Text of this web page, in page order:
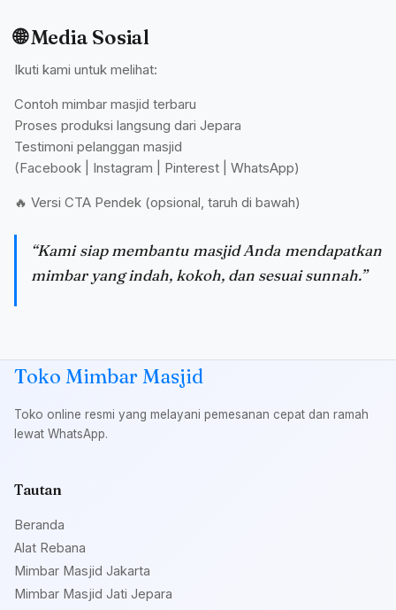
🌐 Media Sosial
Ikuti kami untuk melihat:
Contoh mimbar masjid terbaru
Proses produksi langsung dari Jepara
Testimoni pelanggan masjid
(Facebook | Instagram | Pinterest | WhatsApp)
🔥 Versi CTA Pendek (opsional, taruh di bawah)
“Kami siap membantu masjid Anda mendapatkan
mimbar yang indah, kokoh, dan sesuai sunnah.”
Toko Mimbar Masjid
Toko online resmi yang melayani pemesanan cepat dan ramah
lewat WhatsApp.
Tautan
Beranda
Alat Rebana
Mimbar Masjid Jakarta
Mimbar Masjid Jati Jepara